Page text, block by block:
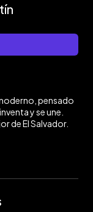
pensado
y se une.
de El Salvador.